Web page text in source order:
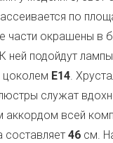
по
части окрашены в
ней подойдут лампы
цоколем E14.
служат
всей
46 см.